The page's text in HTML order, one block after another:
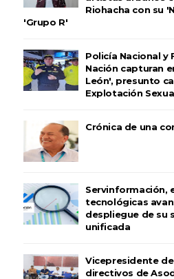
Riohacha con su
'Grupo R'
Policía Nacional y
Nación capturan
León', presunto
Explotación
Crónica de una
Servinformación,
tecnológicas
despliegue de su
unificada
Vicepresidente
directivos de